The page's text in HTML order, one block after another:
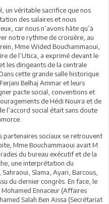
un véritable sacrifice que nos
des salaires et nous
car nous n’avons hâte qu’à
notre rythme de croisière, au
Mme Wided Bouchammaoui,
de l’Utica, a exprimé devant le
les dirigeants de la centrale
cette grande salle historique
Belhaj Ammar et leurs
pacte social, conventions et
de Hédi Nouira et de
l’accord social était sans doute
partenaires sociaux se retrouvent
Mme Bouchammaoui avait M.
du bureau exécutif et de la
une interprétation du
Slama, Ayari, Barcous,
du dernier congrès. En face, le
Ennaceur (Affaires
Salah Ben Aissa (Secrétariat